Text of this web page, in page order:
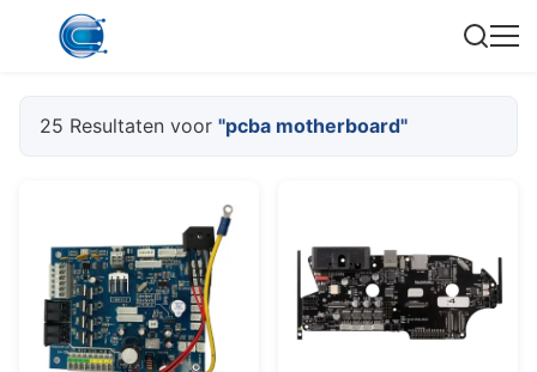
25 Resultaten voor "pcba motherboard"